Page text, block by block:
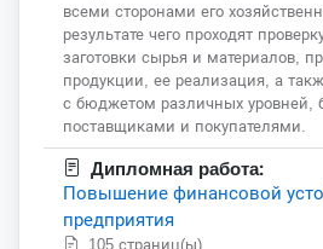
всеми сторонами его
результате чего проходят
заготовки сырья и материалов,
продукции, ее реализация, а
с бюджетом различных уровней,
поставщиками и покупателями.
Дипломная работа:
Повышение финансовой
предприятия
105 страниц(ы)